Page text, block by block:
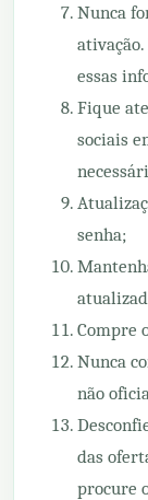
Nunca
essas
Fique
sociais
senha;
Compre
Nunca
não
das
procure